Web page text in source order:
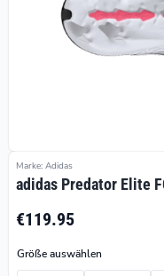
Marke: Adidas
adidas Predator Elite
€119.95
Größe auswählen